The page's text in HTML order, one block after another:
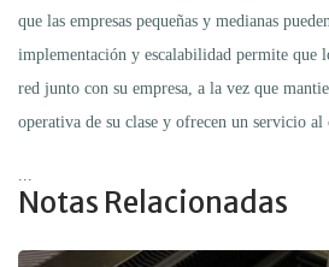
que las empresas pequeñas y medianas
implementación y escalabilidad permite que
red junto con su empresa, a la vez que
operativa de su clase y ofrecen un servicio al
Notas Relacionadas